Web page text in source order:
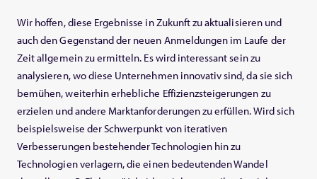
Wir hoffen, diese Ergebnisse in Zukunft zu aktualisieren und
auch den Gegenstand der neuen Anmeldungen im Laufe der
Zeit allgemein zu ermitteln. Es wird interessant sein zu
analysieren, wo diese Unternehmen innovativ sind, da sie sich
bemühen, weiterhin erhebliche Effizienzsteigerungen zu
erzielen und andere Marktanforderungen zu erfüllen. Wird sich
beispielsweise der Schwerpunkt von iterativen
Verbesserungen bestehender Technologien hin zu
Technologien verlagern, die einen bedeutenden Wandel